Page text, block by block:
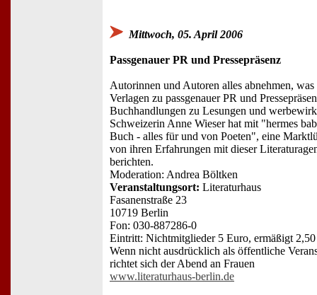
Mittwoch, 05. April 2006
Passgenauer PR und Pressepräsenz
Autorinnen und Autoren alles abnehmen,
Verlagen zu passgenauer PR und
Buchhandlungen zu Lesungen und
Schweizerin Anne Wieser hat mit "hermes
Buch - alles für und von Poeten", eine
von ihren Erfahrungen mit dieser
berichten.
Moderation: Andrea Böltken
Veranstaltungsort: Literaturhaus
Fasanenstraße 23
10719 Berlin
Fon: 030-887286-0
Eintritt: Nichtmitglieder 5 Euro, ermäßigt
Wenn nicht ausdrücklich als öffentliche
richtet sich der Abend an Frauen
www.literaturhaus-berlin.de